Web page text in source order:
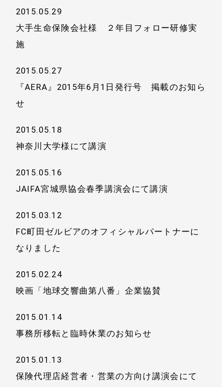
2015.05.29
大手生命保険会社様 ２年目フォロー研修実
施
2015.05.27
『AERA』2015年6月1日発行号 掲載のお知ら
せ
2015.05.18
神奈川大学様にて講演
2015.05.16
JAIFA宮城県協会春季講演会にて講演
2015.03.12
FC町田ゼルビアのオフィシャルパートナーに
なりました
2015.02.24
映画「地球交響曲第八番」企業協賛
2015.01.14
事務所移転と臨時休業のお知らせ
2015.01.13
保険代理店経営者・営業の方向け講演会にて